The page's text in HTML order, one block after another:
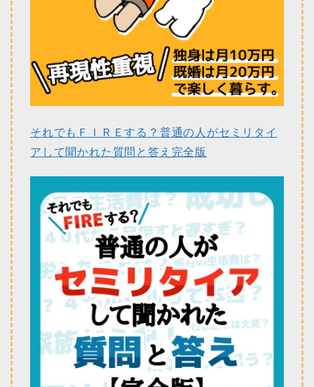
それでもＦＩＲＥする？普通の人がセミリタイ
アして聞かれた質問と答え完全版